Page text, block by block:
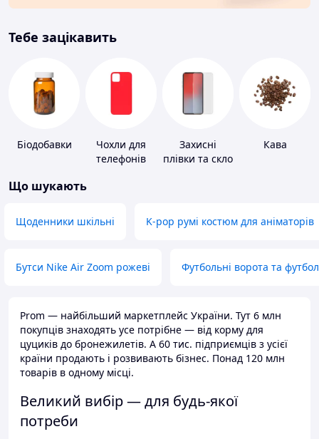
Тебе зацікавить
Біодобавки
Чохли для
телефонів
Захисні
плівки та скло
Кава
Що шукають
Щоденники шкільні K-pop румі костюм для аніматорів
Бутси Nike Air Zoom рожеві Футбольні ворота та
Prom — найбільший маркетплейс України. Тут 6 млн
покупців знаходять усе потрібне — від корму для
цуциків до бронежилетів. А 60 тис. підприємців з усієї
країни продають і розвивають бізнес. Понад 120 млн
товарів в одному місці.
Великий вибір — для будь-якої
потреби